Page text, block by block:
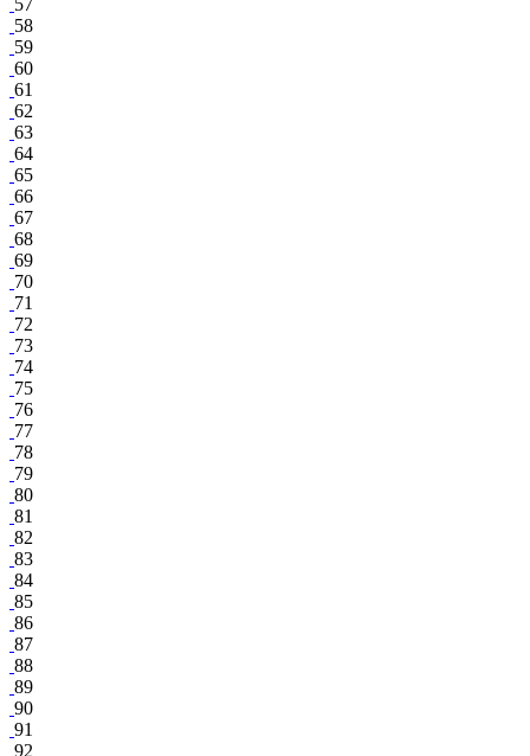
57
58
59
60
61
62
63
64
65
66
67
68
69
70
71
72
73
74
75
76
77
78
79
80
81
82
83
84
85
86
87
88
89
90
91
92